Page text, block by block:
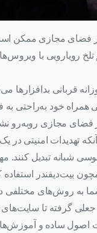
فضای مجازی ممکن
با ویروس‌ها و
قربانی بدافزارها
همراه خود به‌راحتی
فضای مجازی روبه‌رو
تهدیدات امنیتی در
شبانه تبدیل کنند.
بیت‌دیفندر استفاده
به روش‌های مختلفی
جعلی گرفته تا
اصول ساده و